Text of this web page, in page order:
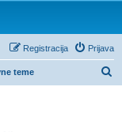
Prijava
Registracija
teme